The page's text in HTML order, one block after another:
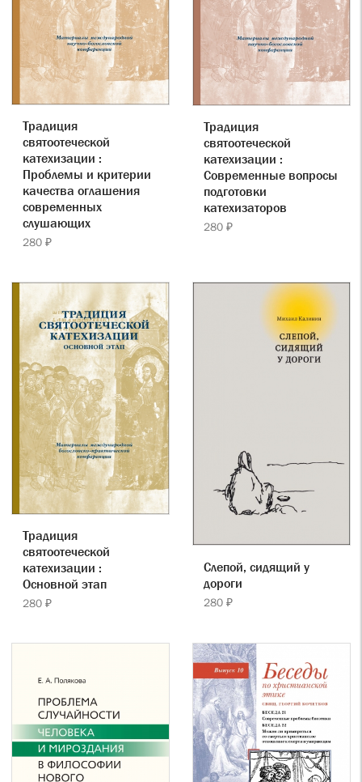
Традиция
святоотеческой
катехизации :
Проблемы и критерии
качества оглашения
современных
слушающих
280 ₽
Традиция
святоотеческой
катехизации :
Современные вопросы
подготовки
катехизаторов
280 ₽
Традиция
святоотеческой
катехизации :
Основной этап
280 ₽
Слепой, сидящий у
дороги
280 ₽